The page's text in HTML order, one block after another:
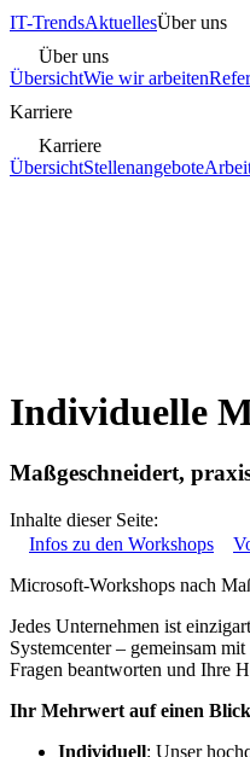
IT-TrendsAktuellesÜber uns
Über uns
ÜbersichtWie wir arbeiten
Karriere
Karriere
ÜbersichtStellenangebote
Individuelle
Maßgeschneidert,
Inhalte dieser Seite:
Infos zu den Workshops
Microsoft-Workshops nach
Jedes Unternehmen ist
Systemcenter – gemeinsam
Fragen beantworten und Ihre
Ihr Mehrwert auf einen
Individuell: Unser